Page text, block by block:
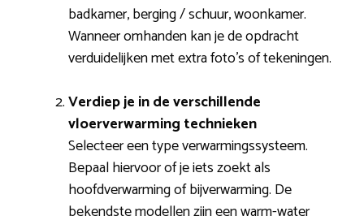
badkamer, berging / schuur, woonkamer.
Wanneer omhanden kan je de opdracht
verduidelijken met extra foto’s of tekeningen.
Verdiep je in de verschillende
vloerverwarming technieken
Selecteer een type verwarmingssysteem.
Bepaal hiervoor of je iets zoekt als
hoofdverwarming of bijverwarming. De